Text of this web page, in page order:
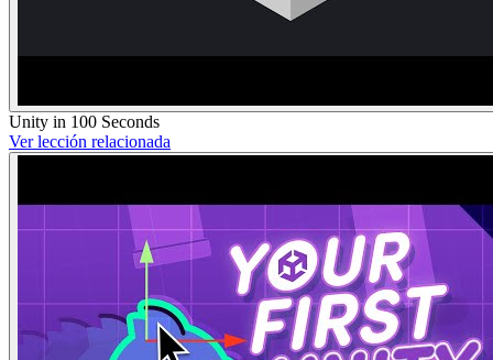
Unity in 100 Seconds
Ver lección relacionada